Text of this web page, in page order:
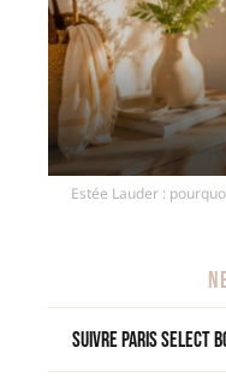
Estée Lauder :
Suivre Paris Select